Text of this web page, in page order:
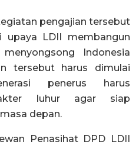
pengajian tersebut
upaya LDII membangun
Indonesia
tersebut harus dimulai
penerus harus
luhur agar siap
depan.
Penasihat DPD LDII